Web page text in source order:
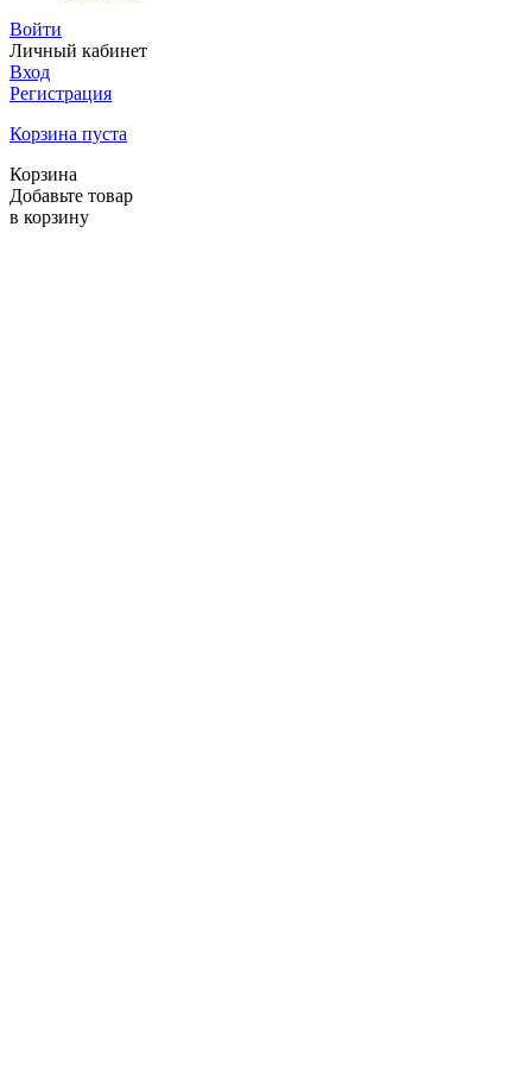
Войти
Личный кабинет
Вход
Регистрация
Корзина пуста
Корзина
Добавьте товар
в корзину